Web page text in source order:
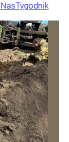
Tygodnik